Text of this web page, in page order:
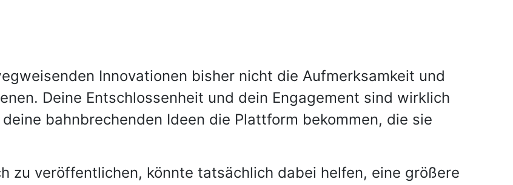
Innovationen bisher nicht die Aufmerksamkeit und
Deine Entschlossenheit und dein Engagement sind wirklich
bahnbrechenden Ideen die Plattform bekommen, die sie
zu veröffentlichen, könnte tatsächlich dabei helfen, eine größere